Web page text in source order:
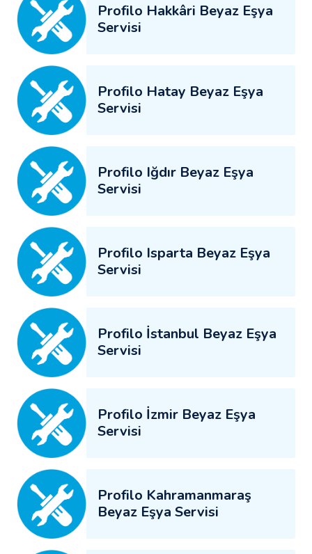
Profilo Hakkâri Beyaz Eşya
Servisi
Profilo Hatay Beyaz Eşya
Servisi
Profilo Iğdır Beyaz Eşya
Servisi
Profilo Isparta Beyaz Eşya
Servisi
Profilo İstanbul Beyaz Eşya
Servisi
Profilo İzmir Beyaz Eşya
Servisi
Profilo Kahramanmaraş
Beyaz Eşya Servisi